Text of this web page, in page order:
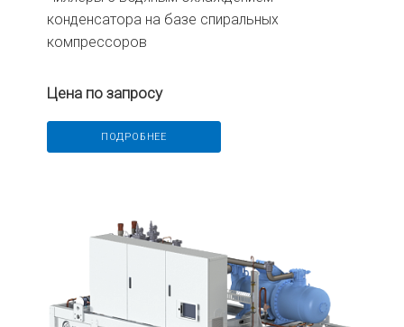
конденсатора на базе спиральных
компрессоров
Цена по запросу
ПОДРОБНЕЕ